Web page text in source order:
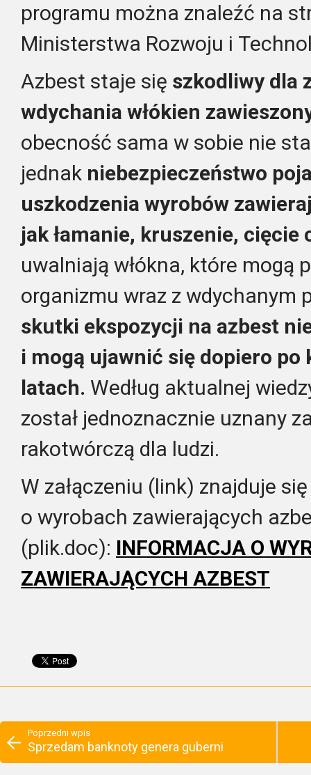
programu można znaleźć na
Ministerstwa Rozwoju i
Azbest staje się szkodliwy dla
wdychania włókien
obecność sama w sobie nie
jednak niebezpieczeństwo
uszkodzenia wyrobów
jak łamanie, kruszenie, cięcie
uwalniają włókna, które mogą
organizmu wraz z wdychanym
skutki ekspozycji na azbest
i mogą ujawnić się dopiero
latach. Według aktualnej
został jednoznacznie uznany
rakotwórczą dla ludzi.
W załączeniu (link) znajduje
o wyrobach zawierających
(plik.doc): INFORMACJA O
ZAWIERAJĄCYCH AZBEST
Poprzedni wpis
Sprzedam banknoty genera guberni